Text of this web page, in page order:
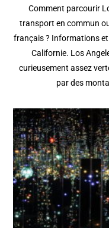
Comment parcourir
transport en commun
français ? Informations
Californie. Los
curieusement assez
par des